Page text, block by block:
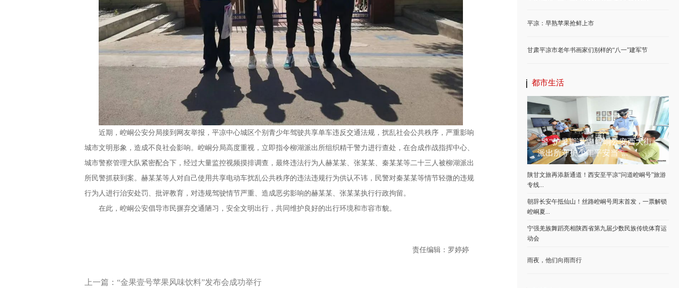
近期，崆峒公安分局接到网友举报，平凉中心城区个别青少年驾驶共享单车违反交通法规，扰乱社会公共秩序，严重影响
城市文明形象，造成不良社会影响。崆峒分局高度重视，立即指令柳湖派出所组织精干警力进行查处，在合成作战指挥中心、
城市警察管理大队紧密配合下，经过大量监控视频摸排调查，最终违法行为人赫某某、张某某、秦某某等二十三人被柳湖派出
所民警抓获到案。赫某某等人对自己使用共享电动车扰乱公共秩序的违法违规行为供认不讳，民警对秦某某等情节轻微的违规
行为人进行治安处罚、批评教育，对违规驾驶情节严重、造成恶劣影响的赫某某、张某某执行行政拘留。
在此，崆峒公安倡导市民摒弃交通陋习，安全文明出行，共同维护良好的出行环境和市容市貌。
责任编辑：罗婷婷
上一篇：“金果壹号苹果风味饮料”发布会成功举行
平凉：早熟苹果抢鲜上市
甘肃平凉市老年书画家们别样的“八一”建军节
都市生活
“警”护暑期课堂 崆峒公安西大街
派出所守护少年平安当“...
陕甘文旅再添新通道！西安至平凉“问道崆峒号”旅游
专线...
朝辞长安午抵仙山！丝路崆峒号周末首发，一票解锁
崆峒夏...
宁强羌族舞蹈亮相陕西省第九届少数民族传统体育运
动会
雨夜，他们向雨而行